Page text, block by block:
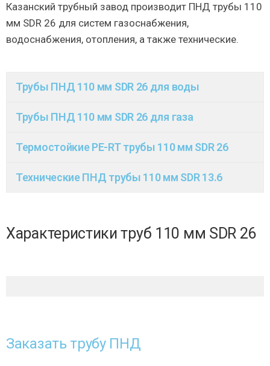
Казанский трубный завод производит ПНД трубы 110
мм SDR 26 для систем газоснабжения,
водоснабжения, отопления, а также технические.
Трубы ПНД 110 мм SDR 26 для воды
Трубы ПНД 110 мм SDR 26 для газа
Термостойкие PE-RT трубы 110 мм SDR 26
Технические ПНД трубы 110 мм SDR 13.6
Характеристики труб 110 мм SDR 26
Заказать трубу ПНД